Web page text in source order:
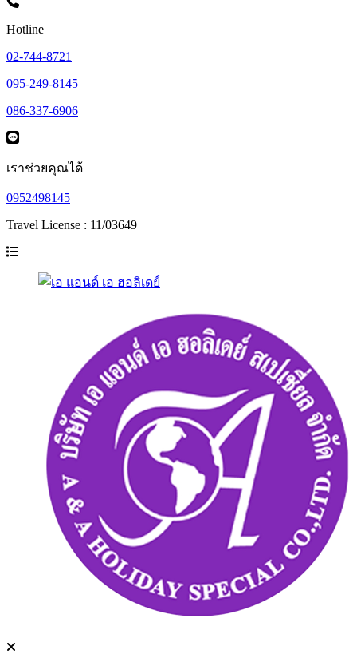
Hotline
02-744-8721
095-249-8145
086-337-6906
เราช่วยคุณได้
0952498145
Travel License : 11/03649